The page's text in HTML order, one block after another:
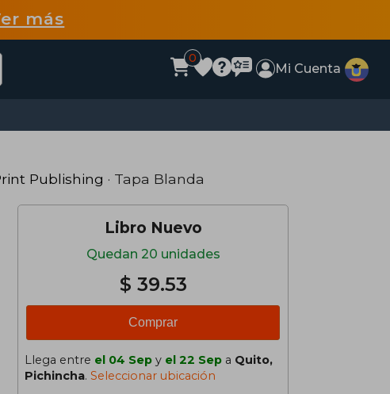
más
0
Mi Cuenta
Publishing · Tapa Blanda
Libro Nuevo
Quedan 20 unidades
$ 39.53
Comprar
Llega entre el 04 Sep y el 22 Sep a Quito,
Pichincha. Seleccionar ubicación